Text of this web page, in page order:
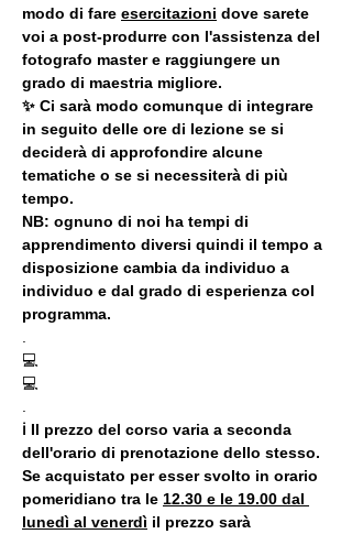
modo di fare esercitazioni dove sarete
voi a post-produrre con l'assistenza del
fotografo master e raggiungere un
grado di maestria migliore.
✨ Ci sarà modo comunque di integrare
in seguito delle ore di lezione se si
deciderà di approfondire alcune
tematiche o se si necessiterà di più
tempo.
NB: ognuno di noi ha tempi di
apprendimento diversi quindi il tempo a
disposizione cambia da individuo a
individuo e dal grado di esperienza col
programma.
💻
💻
ℹ Il prezzo del corso varia a seconda
dell'orario di prenotazione dello stesso.
Se acquistato per esser svolto in orario
pomeridiano tra le 12.30 e le 19.00 dal
lunedì al venerdì il prezzo sarà